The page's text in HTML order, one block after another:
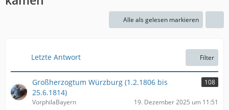
Alle als gelesen markieren
Letzte Antwort Filter
Großherzogtum Würzburg (1.2.1806 bis
25.6.1814)
108
VorphilaBayern 19. Dezember 2025 um 11:51